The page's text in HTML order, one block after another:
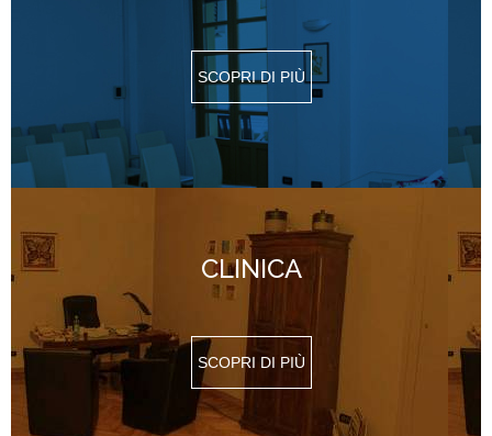
SCOPRI DI PIÙ
CLINICA
SCOPRI DI PIÙ